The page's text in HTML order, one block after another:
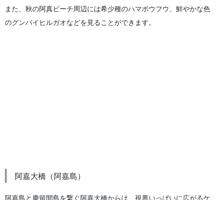
また、秋の阿真ビーチ周辺には希少種のハマボウフウ、鮮やかな色
のグンバイヒルガオなどを見ることができます。
阿嘉大橋（阿嘉島）
阿嘉島と慶留間島を繋ぐ阿嘉大橋からは、視界いっぱいに広がるケ